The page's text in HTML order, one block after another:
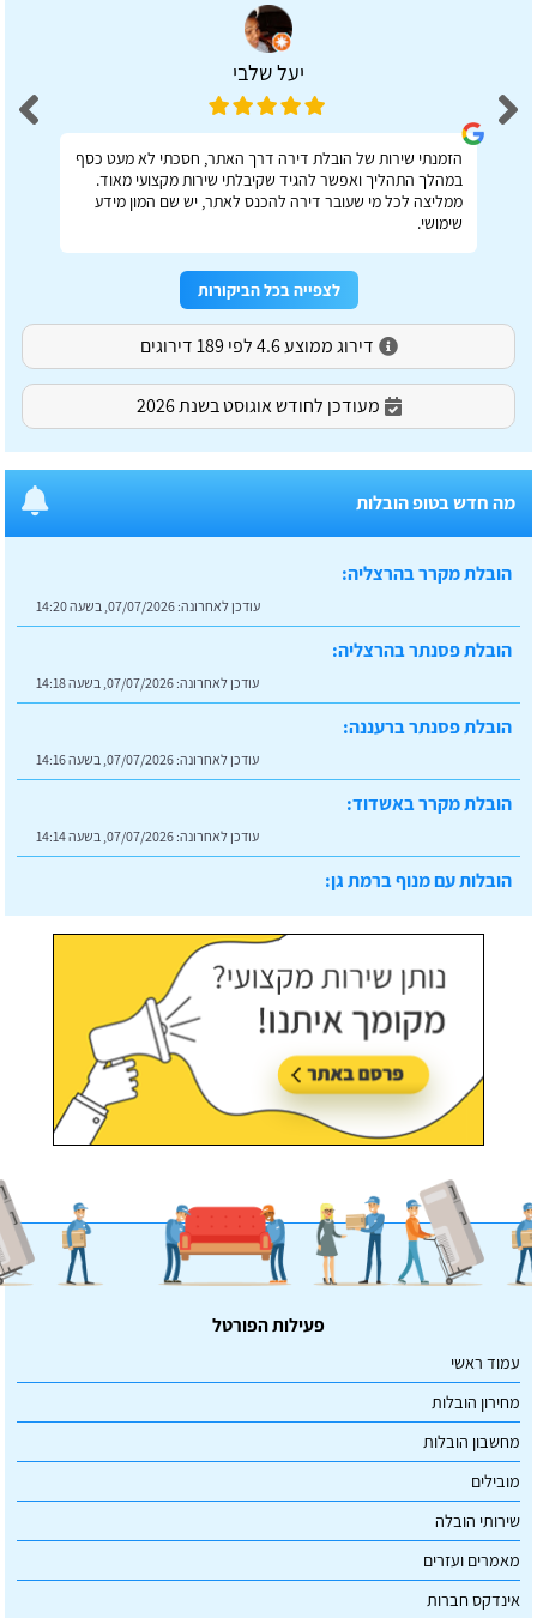
יעל שלבי
הזמנתי שירות של הובלת דירה דרך האתר, חסכתי לא מעט כסף
במהלך התהליך ואפשר להגיד שקיבלתי שירות מקצועי מאוד.
ממליצה לכל מי שעובר דירה להכנס לאתר, יש שם המון מידע
שימושי.
לצפייה בכל הביקורות
דירוג ממוצע 4.6 לפי 189 דירוגים
מעודכן לחודש אוגוסט בשנת 2026
מה חדש בטופ הובלות
הובלת מקרר בהרצליה:
עודכן לאחרונה: 07/07/2026, בשעה 14:20
הובלת פסנתר בהרצליה:
עודכן לאחרונה: 07/07/2026, בשעה 14:18
הובלת פסנתר ברעננה:
עודכן לאחרונה: 07/07/2026, בשעה 14:16
הובלת מקרר באשדוד:
עודכן לאחרונה: 07/07/2026, בשעה 14:14
הובלות עם מנוף ברמת גן:
עודכן לאחרונה:07/07/2026, בשעה 14:23
פעילות הפורטל
עמוד ראשי
מחירון הובלות
מחשבון הובלות
מובילים
שירותי הובלה
מאמרים ועזרים
אינדקס חברות